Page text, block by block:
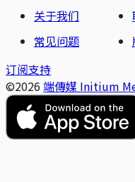
关于我们
常见问题
订阅支持
©2026 端傳媒 Initium